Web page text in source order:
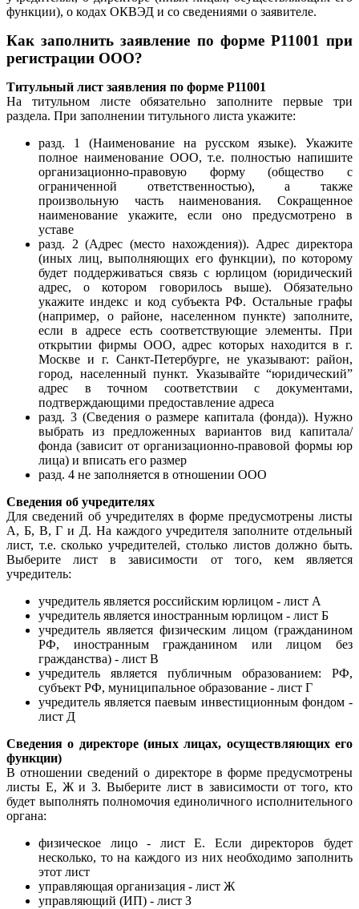
функции), о кодах ОКВЭД и со сведениями о заявителе.
Как заполнить заявление по форме Р11001 при
регистрации ООО?
Титульный лист заявления по форме Р11001
На титульном листе обязательно заполните первые три
раздела. При заполнении титульного листа укажите:
разд. 1 (Наименование на русском языке). Укажите
полное наименование ООО, т.е. полностью напишите
организационно-правовую форму (общество с
ограниченной ответственностью), а также
произвольную часть наименования. Сокращенное
наименование укажите, если оно предусмотрено в
уставе
разд. 2 (Адрес (место нахождения)). Адрес директора
(иных лиц, выполняющих его функции), по которому
будет поддерживаться связь с юрлицом (юридический
адрес, о котором говорилось выше). Обязательно
укажите индекс и код субъекта РФ. Остальные графы
(например, о районе, населенном пункте) заполните,
если в адресе есть соответствующие элементы. При
открытии фирмы ООО, адрес которых находится в г.
Москве и г. Санкт-Петербурге, не указывают: район,
город, населенный пункт. Указывайте “юридический”
адрес в точном соответствии с документами,
подтверждающими предоставление адреса
разд. 3 (Сведения о размере капитала (фонда)). Нужно
выбрать из предложенных вариантов вид капитала/
фонда (зависит от организационно-правовой формы юр
лица) и вписать его размер
разд. 4 не заполняется в отношении ООО
Сведения об учредителях
Для сведений об учредителях в форме предусмотрены листы
А, Б, В, Г и Д. На каждого учредителя заполните отдельный
лист, т.е. сколько учредителей, столько листов должно быть.
Выберите лист в зависимости от того, кем является
учредитель:
учредитель является российским юрлицом - лист А
учредитель является иностранным юрлицом - лист Б
учредитель является физическим лицом (гражданином
РФ, иностранным гражданином или лицом без
гражданства) - лист В
учредитель является публичным образованием: РФ,
субъект РФ, муниципальное образование - лист Г
учредитель является паевым инвестиционным фондом -
лист Д
Сведения о директоре (иных лицах, осуществляющих его
функции)
В отношении сведений о директоре в форме предусмотрены
листы Е, Ж и З. Выберите лист в зависимости от того, кто
будет выполнять полномочия единоличного исполнительного
органа:
физическое лицо - лист Е. Если директоров будет
несколько, то на каждого из них необходимо заполнить
этот лист
управляющая организация - лист Ж
управляющий (ИП) - лист З